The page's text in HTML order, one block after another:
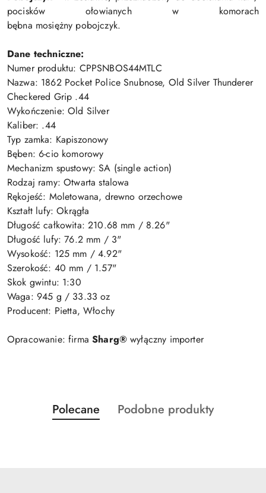
pocisków ołowianych w komorach
bębna mosiężny pobojczyk.
Dane techniczne:
Numer produktu: CPPSNBOS44MTLC
Nazwa: 1862 Pocket Police Snubnose, Old Silver Thunderer
Checkered Grip .44
Wykończenie: Old Silver
Kaliber: .44
Typ zamka: Kapiszonowy
Bęben: 6-cio komorowy
Mechanizm spustowy: SA (single action)
Rodzaj ramy: Otwarta stalowa
Rękojeść: Moletowana, drewno orzechowe
Kształt lufy: Okrągła
Długość całkowita: 210.68 mm / 8.26"
Długość lufy: 76.2 mm / 3"
Wysokość: 125 mm / 4.92"
Szerokość: 40 mm / 1.57"
Skok gwintu: 1:30
Waga: 945 g / 33.33 oz
Producent: Pietta, Włochy
Opracowanie: firmaSharg® wyłączny importer
Pomiń karuzelę produktów
Produkty
o
Polecane
Produkty
Podobne produkty